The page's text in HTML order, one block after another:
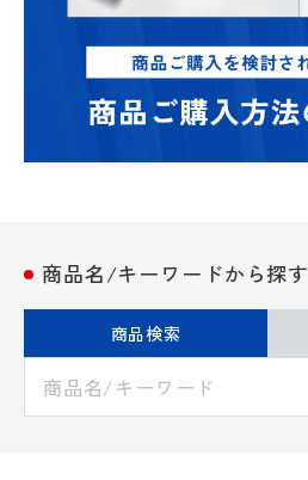
商品名/キーワードから探す
商品検索